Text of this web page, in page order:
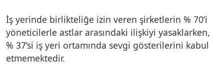
İş yerinde birlikteliğe izin veren şirketlerin % 70’i
yöneticilerle astlar arasındaki ilişkiyi yasaklarken,
% 37’si iş yeri ortamında sevgi gösterilerini kabul
etmemektedir.